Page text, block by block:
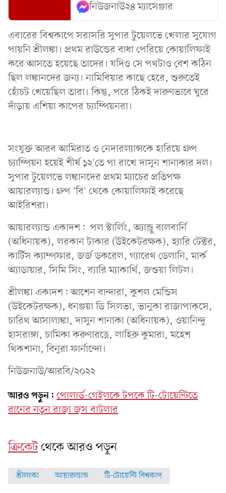
নিউজনাউ২৪ ম্যাসেঞ্জার
এবারের বিশ্বকাপে সরাসরি সুপার টুয়েলভে খেলার সুযোগ
পায়নি শ্রীলঙ্কা। প্রথম রাউন্ডের বাধা পেরিয়ে কোয়ালিফাই
করে আসতে হয়েছে তাদের। যদিও সে পথটাও বেশ কঠিন
ছিল লঙ্কানদের জন্য। নামিবিয়ার কাছে হেরে, শুরুতেই
হোঁচট খেয়েছিল তারা। কিন্তু, পরে ঠিকই দারুণভাবে ঘুরে
দাঁড়ায় এশিয়া কাপের চ্যাম্পিয়নরা।
সংযুক্ত আরব আমিরাত ও নেদারল্যান্সকে হারিয়ে গ্রুপ
চ্যাম্পিয়ন হয়েই শীর্ষ ১২'তে পা রাখে দাসুন শানাকার দল।
সুপার টুয়েলভে লঙ্কানদের প্রথম ম্যাচের প্রতিপক্ষ
আয়ারল্যান্ড। গ্রুপ 'বি' থেকে কোয়ালিফাই করেছে
আইরিশরা।
আয়ারল্যান্ড একাদশ: পল স্টার্লিং, অ্যান্ড্রু বালবার্নি
(অধিনায়ক), লরকান টাকার (উইকেটরক্ষক), হ্যারি টেক্টর,
কার্টিস ক্যাম্পফার, জর্জ ডকরেল, গ্যারেথ ডেলানি, মার্ক
অ্যাডায়ার, সিমি সিং, ব্যারি ম্যাকার্থি, জশুয়া লিটল।
শ্রীলঙ্কা একাদশ: আশেন বান্দারা, কুশল মেন্ডিস
(উইকেটরক্ষক), ধনঞ্জয়া ডি সিলভা, ভানুকা রাজাপাকসে,
চারিথ আসালাঙ্কা, দাসুন শানাকা (অধিনায়ক), ওয়ানিন্দু
হাসরাঙ্গা, চামিকা করুণারত্নে, লাহিরু কুমারা, মহেশ
থিকশানা, বিনুরা ফার্নান্দো।
নিউজনাউ/আরবি/২০২২
আরও পড়ুন: পোলার্ড-গেইলকে টপকে টি-টোয়েন্টিতে
রানের নতুন রাজা জস বাটলার
ক্রিকেটথেকে আরও পড়ুন
শ্রীলংকা আয়ারল্যান্ড টি-টোয়েন্টি বিশ্বকাপ